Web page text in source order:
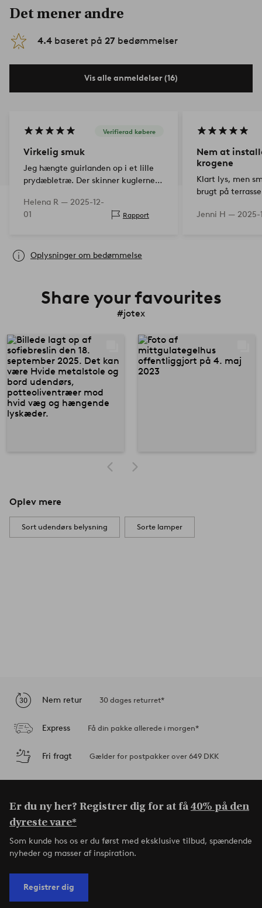
Det mener andre
4.4 baseret på 27 bedømmelser
Vis alle anmeldelser (16)
Verifierad købere
Virkelig smuk
Jeg hængte guirlanden op i et lille
prydæbletræ. Der skinner kuglerne
Lysledningen er lavet af tykt
gummi, så jeg tror, den kan modstå
Helena R — 2025-12-
01
Rapport
Nem at
krogene
Klart lys, men
brugt på
Jenni H — 2025-
Oplysninger om bedømmelse
Share your favourites
#jotex
Oplev mere
Sort udendørs belysning Sorte lamper
Nem retur 30 dages returret*
Express Få din pakke allerede i morgen*
Fri fragt Gælder for postpakker over 649 DKK
Er du ny her? Registrer dig for at få40% på den
dyreste vare*
Som kunde hos os er du først med eksklusive tilbud, spændende
nyheder og masser af inspiration.
Registrer dig